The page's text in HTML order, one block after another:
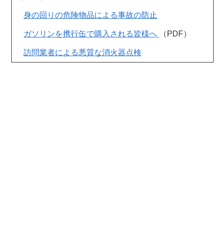
身の回りの危険物品による事故の防止
ガソリンを携行缶で購入される皆様へ （PDF）
訪問業者による悪質な消火器点検